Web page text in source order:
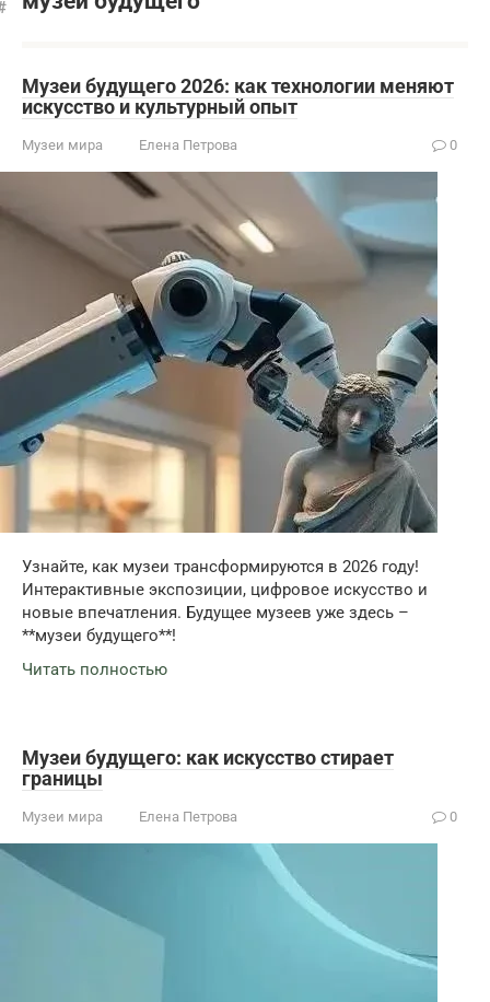
Музеи будущего 2026: как технологии меняют
искусство и культурный опыт
Музеи мира Елена Петрова 0
Узнайте, как музеи трансформируются в 2026 году!
Интерактивные экспозиции, цифровое искусство и
новые впечатления. Будущее музеев уже здесь –
**музеи будущего**!
Читать полностью
Музеи будущего: как искусство стирает
границы
Музеи мира Елена Петрова 0